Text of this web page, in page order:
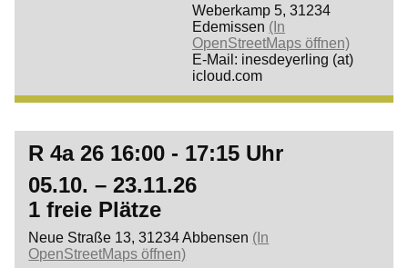
Weberkamp 5, 31234
Edemissen (In
OpenStreetMaps öffnen)
E-Mail: inesdeyerling (at)
icloud.com
R 4a 26 16:00 - 17:15 Uhr
05.10. – 23.11.26
1 freie Plätze
Neue Straße 13, 31234 Abbensen (In
OpenStreetMaps öffnen)